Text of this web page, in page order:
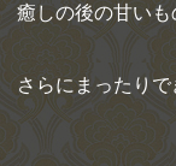
癒しの後の甘いも
さらにまったりで